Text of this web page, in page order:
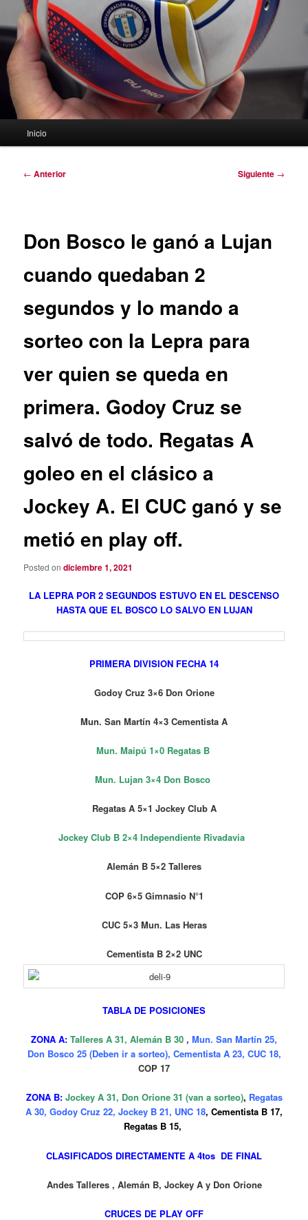
Inicio
Navegación
← Anterior Siguiente →
Don Bosco le ganó a Lujan
cuando quedaban 2
segundos y lo mando a
sorteo con la Lepra para
ver quien se queda en
primera. Godoy Cruz se
salvó de todo. Regatas A
goleo en el clásico a
Jockey A. El CUC ganó y se
metió en play off.
Posted ondiciembre 1, 2021
LA LEPRA POR 2 SEGUNDOS ESTUVO EN EL DESCENSO
HASTA QUE EL BOSCO LO SALVO EN LUJAN
PRIMERA DIVISION FECHA 14
Godoy Cruz 3×6 Don Orione
Mun. San Martín 4×3 Cementista A
Mun. Maipú 1×0 Regatas B
Mun. Lujan 3×4 Don Bosco
Regatas A 5×1 Jockey Club A
Jockey Club B 2×4 Independiente Rivadavia
Alemán B 5×2 Talleres
COP 6×5 Gimnasio N°1
CUC 5×3 Mun. Las Heras
Cementista B 2×2 UNC
TABLA DE POSICIONES
ZONA A: Talleres A 31, Alemán B 30 , Mun. San Martín 25,
Don Bosco 25 (Deben ir a sorteo), Cementista A 23, CUC 18,
COP 17
ZONA B: Jockey A 31, Don Orione 31 (van a sorteo), Regatas
A 30, Godoy Cruz 22, Jockey B 21, UNC 18, Cementista B 17,
Regatas B 15,
CLASIFICADOS DIRECTAMENTE A 4tos DE FINAL
Andes Talleres , Alemán B, Jockey A y Don Orione
CRUCES DE PLAY OFF